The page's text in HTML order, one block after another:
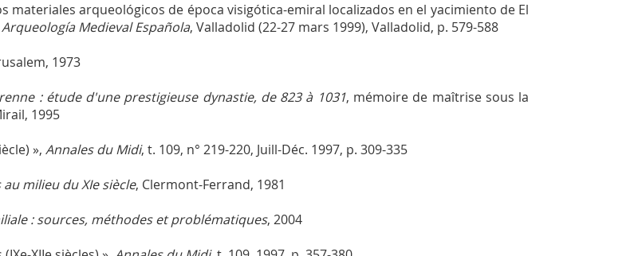
los materiales arqueológicos de época visigótica-emiral localizados en el yacimiento de El
Medieval Española, Valladolid (22-27 mars 1999), Valladolid, p. 579-588
1973
: étude d'une prestigieuse dynastie, de 823 à 1031, mémoire de maîtrise sous la
1995
», Annales du Midi, t. 109, n° 219-220, Juill-Déc. 1997, p. 309-335
milieu du XIe siècle, Clermont-Ferrand, 1981
: sources, méthodes et problématiques, 2004